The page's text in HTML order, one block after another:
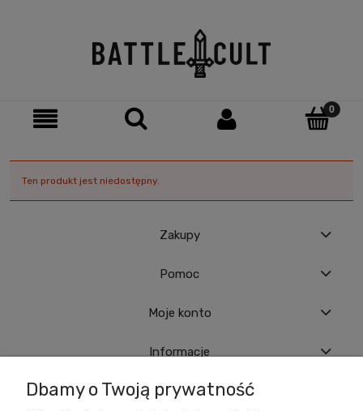
Ten produkt jest niedostępny.
Zakupy
Pomoc
Moje konto
Informacje
Dbamy o Twoją prywatność